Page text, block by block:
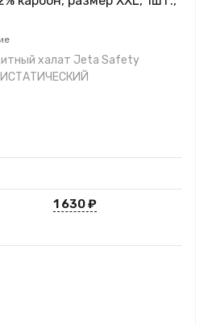
халат Jeta Safety
1 630₽